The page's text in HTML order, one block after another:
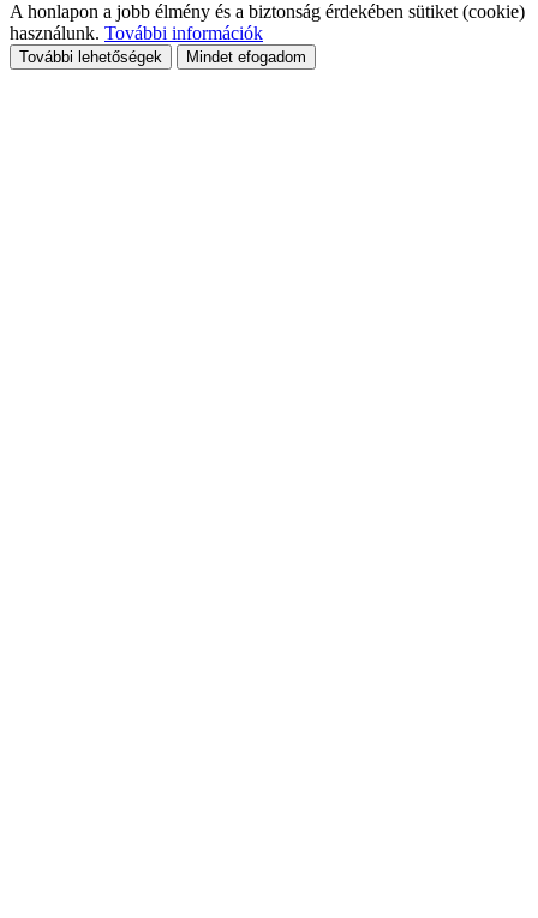
A honlapon a jobb élmény és a biztonság érdekében sütiket (cookie)
használunk. További információk
További lehetőségek Mindet efogadom